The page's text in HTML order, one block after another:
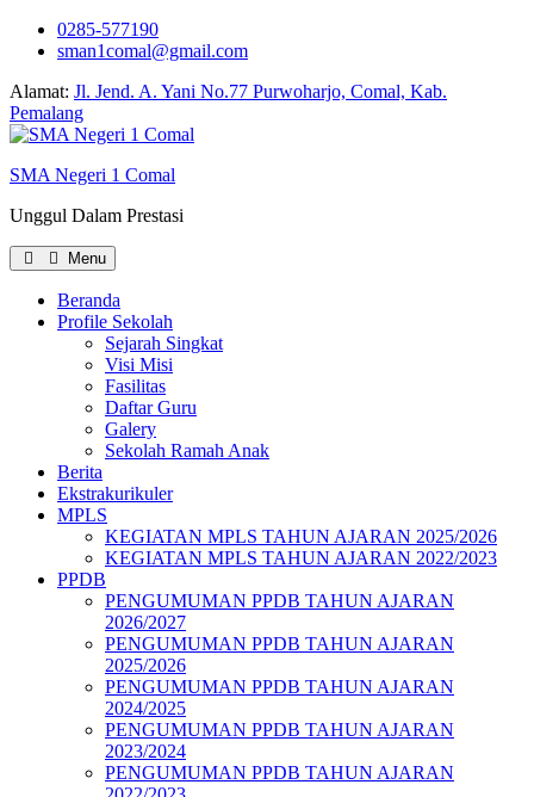
0285-577190
sman1comal@gmail.com
Alamat: Jl. Jend. A. Yani No.77 Purwoharjo, Comal, Kab.
Pemalang
SMA Negeri 1 Comal
Unggul Dalam Prestasi
Menu
Beranda
Profile Sekolah
Sejarah Singkat
Visi Misi
Fasilitas
Daftar Guru
Galery
Sekolah Ramah Anak
Berita
Ekstrakurikuler
MPLS
KEGIATAN MPLS TAHUN AJARAN 2025/2026
KEGIATAN MPLS TAHUN AJARAN 2022/2023
PPDB
PENGUMUMAN PPDB TAHUN AJARAN
2026/2027
PENGUMUMAN PPDB TAHUN AJARAN
2025/2026
PENGUMUMAN PPDB TAHUN AJARAN
2024/2025
PENGUMUMAN PPDB TAHUN AJARAN
2023/2024
PENGUMUMAN PPDB TAHUN AJARAN